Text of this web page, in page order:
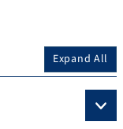
Expand All